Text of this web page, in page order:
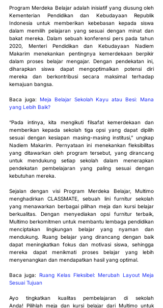
Program Merdeka Belajar adalah inisiatif yang diusung oleh
Kementerian Pendidikan dan Kebudayaan Republik
Indonesia untuk memberikan kebebasan kepada siswa
dalam memilih pelajaran yang sesuai dengan minat dan
bakat mereka. Dalam sebuah konferensi pers pada tahun
2020, Menteri Pendidikan dan Kebudayaan Nadiem
Makarim menekankan pentingnya kemerdekaan berpikir
dalam proses belajar mengajar. Dengan pendekatan ini,
diharapkan siswa dapat mengoptimalkan potensi diri
mereka dan berkontribusi secara maksimal terhadap
kemajuan bangsa.
Baca juga: Meja Belajar Sekolah Kayu atau Besi: Mana
yang Lebih Baik?
“Pada intinya, kita mengikuti filsafat kemerdekaan dan
memberikan kepada sekolah tiga opsi yang dapat dipilih
sesuai dengan kesiapan masing-masing institusi,” ungkap
Nadiem Makarim. Pernyataan ini menekankan fleksibilitas
yang ditawarkan oleh program tersebut, yang dirancang
untuk mendukung setiap sekolah dalam menerapkan
pendekatan pembelajaran yang paling sesuai dengan
kebutuhan mereka.
Sejalan dengan visi Program Merdeka Belajar, Multimo
menghadirkan CLASSMATE, sebuah lini furnitur sekolah
yang menawarkan berbagai pilihan meja dan kursi belajar
berkualitas. Dengan menyediakan opsi furnitur terbaik,
Multimo berkomitmen untuk membantu lembaga pendidikan
menciptakan lingkungan belajar yang nyaman dan
mendukung. Ruang belajar yang dirancang dengan baik
dapat meningkatkan fokus dan motivasi siswa, sehingga
mereka dapat menikmati proses belajar yang lebih
menyenangkan dan mendapatkan hasil yang optimal.
Baca juga: Ruang Kelas Fleksibel: Merubah Layout Meja
Sesuai Tujuan
Ayo tingkatkan kualitas pembelajaran di sekolah
Anda! Pilihlah meja dan kursi belajar dari Multimo untuk